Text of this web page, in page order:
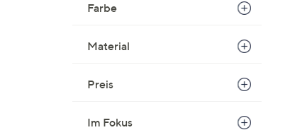
Farbe
Material
Preis
Im Fokus